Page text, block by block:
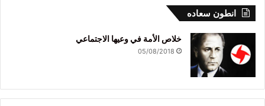
انطون سعاده
خلاص الأمة في وعيها الاجتماعي
05/08/2018